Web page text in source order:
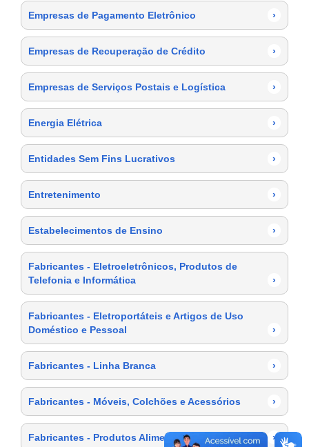
Empresas de Pagamento Eletrônico
›
Empresas de Recuperação de Crédito ›
Empresas de Serviços Postais e Logística ›
Energia Elétrica ›
Entidades Sem Fins Lucrativos ›
Entretenimento ›
Estabelecimentos de Ensino ›
Fabricantes - Eletroeletrônicos, Produtos de
Telefonia e Informática
›
Fabricantes - Eletroportáteis e Artigos de Uso
Doméstico e Pessoal
›
Fabricantes - Linha Branca ›
Fabricantes - Móveis, Colchões e Acessórios ›
Fabricantes - Produtos Alimentícios ›